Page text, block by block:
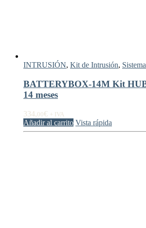
INTRUSIÓN, Kit de Intrusión,
BATTERYBOX-14M Kit
14 meses
334,00€ + IVA
Añadir al carrito Vista rápida